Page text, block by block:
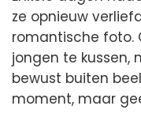
ze opnieuw
romantische foto.
jongen te kussen,
bewust buiten
moment, maar